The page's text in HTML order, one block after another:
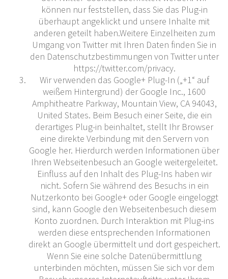
können nur feststellen, dass Sie das Plug-in
überhaupt angeklickt und unsere Inhalte mit
anderen geteilt haben.Weitere Einzelheiten zum
Umgang von Twitter mit Ihren Daten finden Sie in
den Datenschutzbestimmungen von Twitter unter
https://twitter.com/privacy.
Wir verwenden das Google+ Plug-In („+1“ auf
weißem Hintergrund) der Google Inc., 1600
Amphitheatre Parkway, Mountain View, CA 94043,
United States. Beim Besuch einer Seite, die ein
derartiges Plug-in beinhaltet, stellt Ihr Browser
eine direkte Verbindung mit den Servern von
Google her. Hierdurch werden Informationen über
Ihren Webseitenbesuch an Google weitergeleitet.
Einfluss auf den Inhalt des Plug-Ins haben wir
nicht. Sofern Sie während des Besuchs in ein
Nutzerkonto bei Google+ oder Google eingeloggt
sind, kann Google den Webseitenbesuch diesem
Konto zuordnen. Durch Interaktion mit Plug-ins
werden diese entsprechenden Informationen
direkt an Google übermittelt und dort gespeichert.
Wenn Sie eine solche Datenübermittlung
unterbinden möchten, müssen Sie sich vor dem